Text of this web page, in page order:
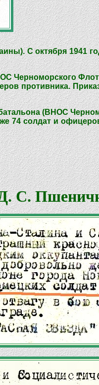
С октября 1941
Черноморского
противника.
(ВНОС
74 солдат и
С.